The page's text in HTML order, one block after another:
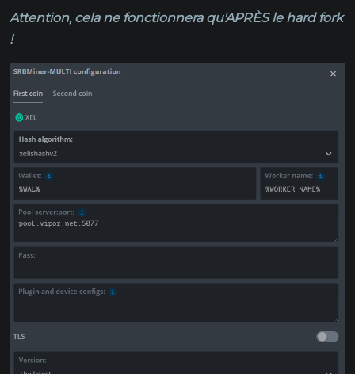
Attention, cela ne fonctionnera qu'APRÈS le hard fork
!